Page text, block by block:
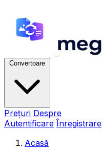
Convertoare
Prețuri Despre
Autentificare Înregistrare
Acasă